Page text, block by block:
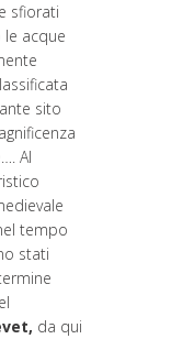
sfiorati
acque
sito
Al
tempo
stati
da qui